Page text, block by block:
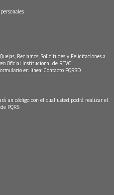
Reclamos, Solicitudes y Felicitaciones a
Oficial Institucional de RTVC
en línea: Contacto PQRSD.
un código con el cual usted podrá realizar el
PQRS